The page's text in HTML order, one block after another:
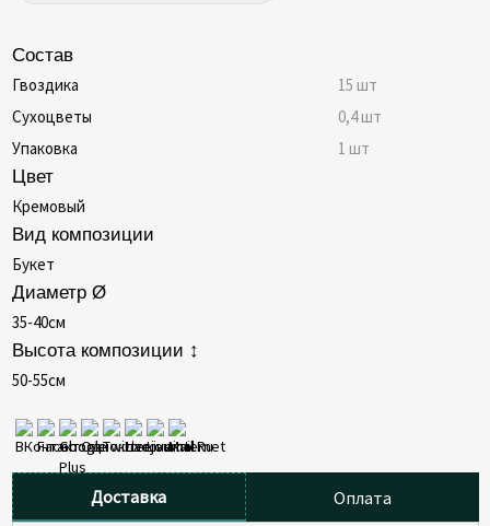
Состав
Гвоздика
15 шт
Сухоцветы
0,4 шт
Упаковка
1 шт
Цвет
Кремовый
Вид композиции
Букет
Диаметр Ø
35-40см
Высота композиции ↕
50-55см
Доставка Оплата